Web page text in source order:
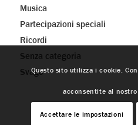
Musica
Partecipazioni speciali
Ricordi
Senza categoria
SvagoQuesto sito utilizza i cookie.
acconsentite al
Accettare le impostazioni